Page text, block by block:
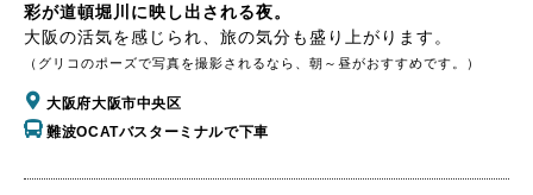
彩が道頓堀川に映し出される夜。
大阪の活気を感じられ、旅の気分も盛り上がります。
（グリコのポーズで写真を撮影されるなら、朝～昼がおすすめです。）
大阪府大阪市中央区
難波OCATバスターミナルで下車